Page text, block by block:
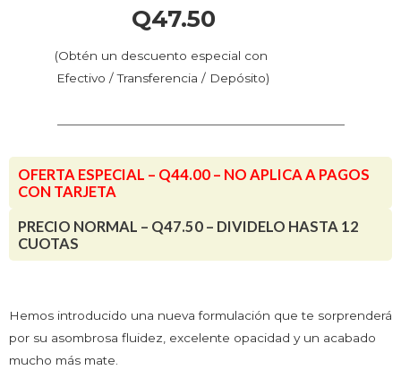
(70.805
Pos.
8)
Q47.50
(Obtén un descuento especial con
Efectivo / Transferencia / Depósito)
OFERTA ESPECIAL – Q44.00 – NO APLICA A PAGOS
CON TARJETA
PRECIO NORMAL – Q47.50 – DIVIDELO HASTA 12
CUOTAS
Hemos introducido una nueva formulación que te sorprenderá
por su asombrosa fluidez, excelente opacidad y un acabado
mucho más mate.